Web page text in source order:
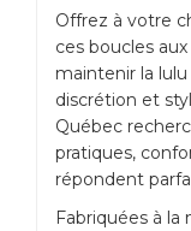
Offrez à votre
ces boucles
maintenir la
discrétion et
Québec
pratiques,
répondent
Fabriquées à la